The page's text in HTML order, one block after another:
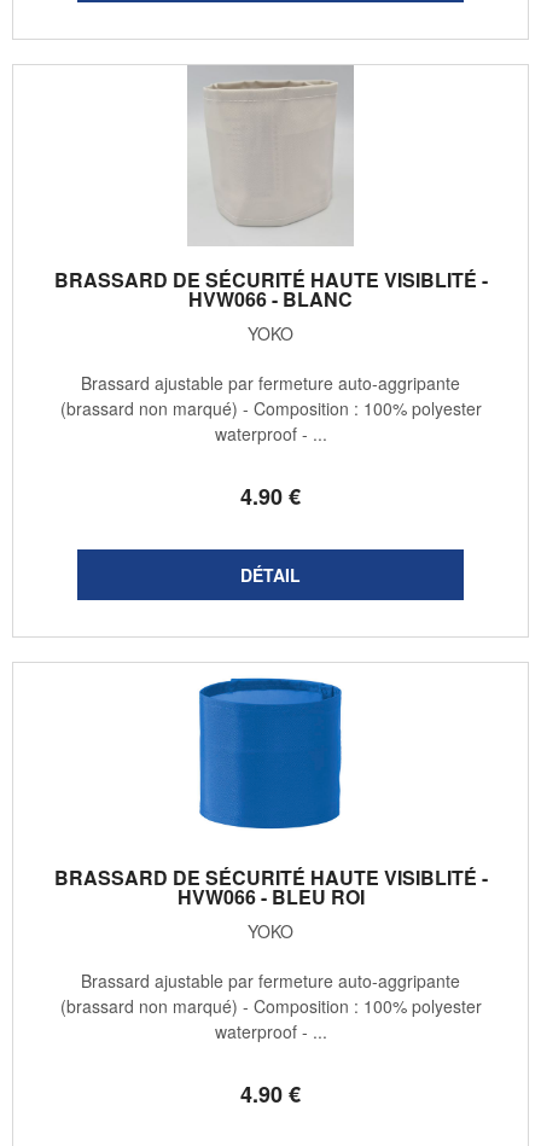
BRASSARD DE SÉCURITÉ HAUTE VISIBLITÉ -
HVW066 - BLANC
YOKO
4.90€
Brassard ajustable par fermeture auto-aggripante
(brassard non marqué) - Composition : 100% polyester
waterproof - ...
BRASSARD DE SÉCURITÉ HAUTE VISIBLITÉ -
HVW066 - BLEU ROI
YOKO
4.90€
Brassard ajustable par fermeture auto-aggripante
(brassard non marqué) - Composition : 100% polyester
waterproof - ...